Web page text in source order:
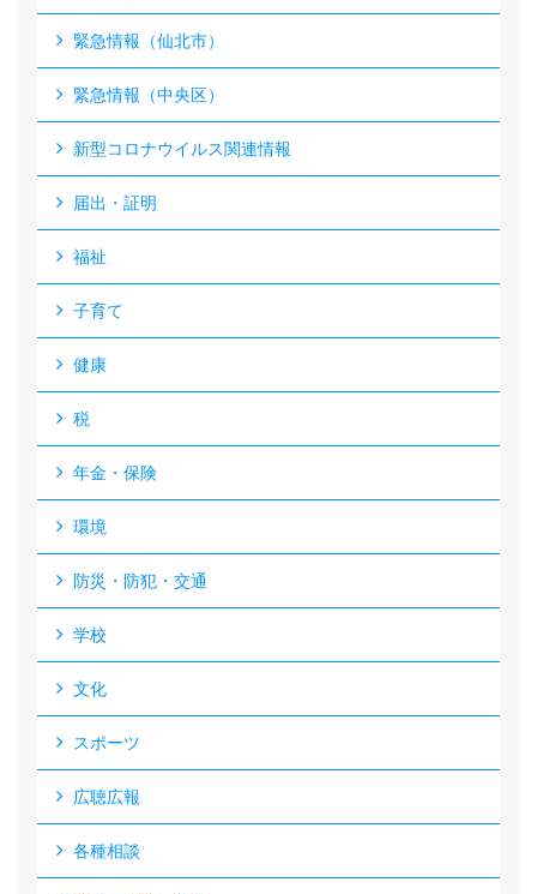
緊急情報（仙北市）
緊急情報（中央区）
新型コロナウイルス関連情報
届出・証明
福祉
子育て
健康
税
年金・保険
環境
防災・防犯・交通
学校
文化
スポーツ
広聴広報
各種相談